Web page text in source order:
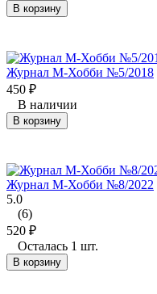
В корзину
Журнал М-Хобби №5/2018
450 ₽
В наличии
В корзину
Журнал М-Хобби №8/2022
5.0
(6)
520 ₽
Осталась 1 шт.
В корзину